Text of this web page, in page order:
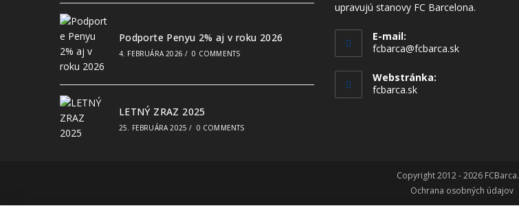
Podporte Penyu 2% aj v roku 2026
4. FEBRUÁRA 2026 / 0 COMMENTS
LETNÝ ZRAZ 2025
25. FEBRUÁRA 2025 / 0 COMMENTS
upravujú stanovy FC Barcelona.
E-mail:
fcbarca@fcbarca.sk
Webstránka:
fcbarca.sk
Copyright 2012 - 2026
Ochrana osobných údajov